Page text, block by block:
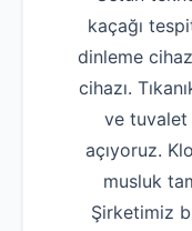
kaçağı
dinleme
cihazı.
ve tuvalet
açıyoruz.
musluk
Şirketimiz